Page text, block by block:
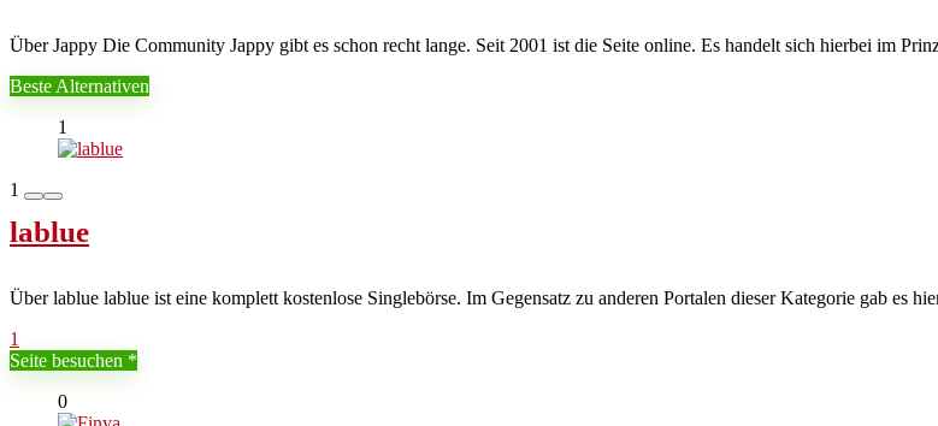
Über Jappy Die Community Jappy gibt es schon recht lange. Seit 2001 ist die Seite online. Es handelt sich hierbei im
Beste Alternativen
1
1
lablue
Über lablue lablue ist eine komplett kostenlose Singlebörse. Im Gegensatz zu anderen Portalen dieser Kategorie gab es
1
Seite besuchen
0